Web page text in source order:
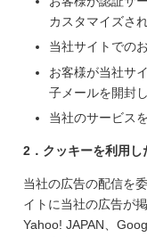
カスタマイズさ
当社サイトでの
お客様が当社サ
子メールを開封
当社のサービス
2．クッキーを利用し
当社の広告の配信を
イトに当社の広告が
Yahoo! JAPAN、